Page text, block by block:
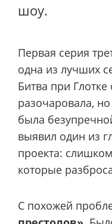
шоу.
Первая серия
одна из лучших
Битва при
разочаровала,
была
выявил один из
проекта:
которые
С похожей